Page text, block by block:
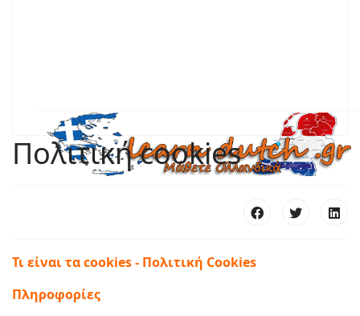
Πολιτική cookies
Τι είναι τα cookies - Πολιτική Cookies
Πληροφορίες